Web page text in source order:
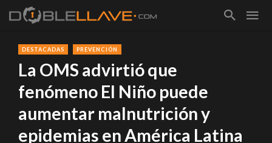
DESTACADAS PREVENCIÓN
La OMS advirtió que
fenómeno El Niño puede
aumentar malnutrición y
epidemias en América Latina